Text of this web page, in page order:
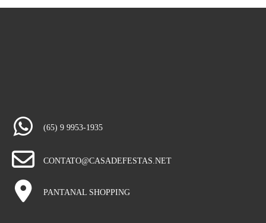
(65) 9 9953-1935
CONTATO@CASADEFESTAS.NET
PANTANAL SHOPPING